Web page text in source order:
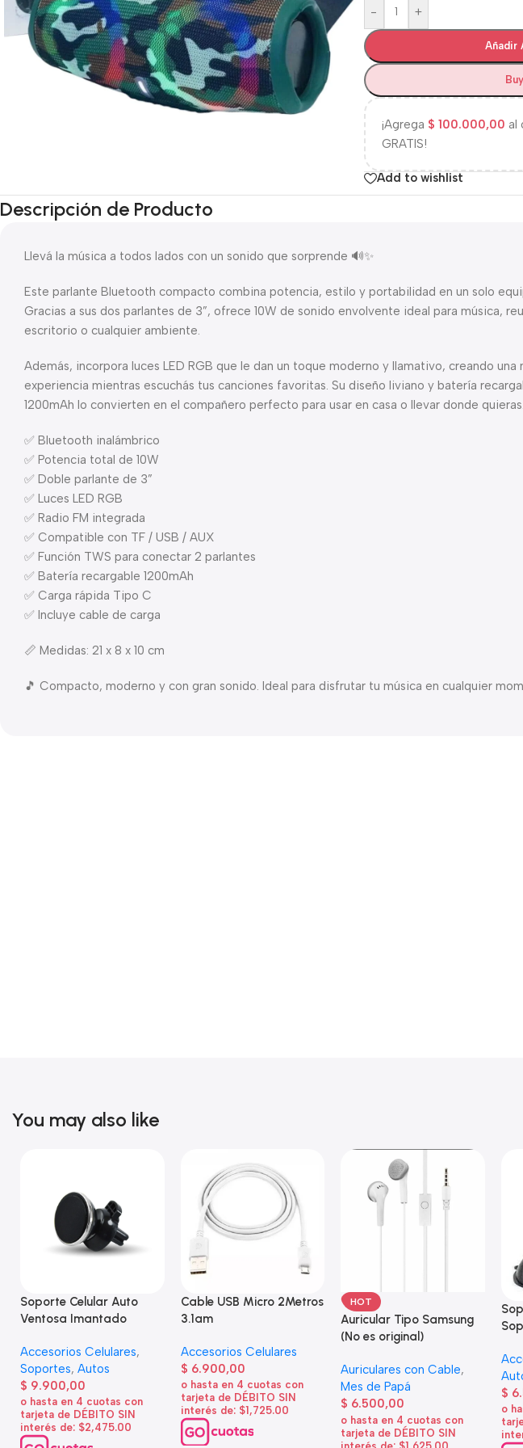
- +
Añadir
¡Agrega $ 100.000,00 al
GRATIS!
Add to wishlist
Descripción de Producto
Llevá la música a todos lados con un sonido que sorprende 🔊✨
Este parlante Bluetooth compacto combina potencia, estilo y portabilidad en un solo
Gracias a sus dos parlantes de 3”, ofrece 10W de sonido envolvente ideal para música,
escritorio o cualquier ambiente.
Además, incorpora luces LED RGB que le dan un toque moderno y llamativo, creando una
experiencia mientras escuchás tus canciones favoritas. Su diseño liviano y batería
1200mAh lo convierten en el compañero perfecto para usar en casa o llevar donde quieras.
✅ Bluetooth inalámbrico
✅ Potencia total de 10W
✅ Doble parlante de 3”
✅ Luces LED RGB
✅ Radio FM integrada
✅ Compatible con TF / USB / AUX
✅ Función TWS para conectar 2 parlantes
✅ Batería recargable 1200mAh
✅ Carga rápida Tipo C
✅ Incluye cable de carga
📏 Medidas: 21 x 8 x 10 cm
🎵 Compacto, moderno y con gran sonido. Ideal para disfrutar tu música en cualquier
You may also like
Soporte Celular Auto
Ventosa Imantado
Accesorios Celulares,
Soportes, Autos
$ 9.900,00
o hasta en 4 cuotas con
tarjeta de DÉBITO SIN
interés de: $2,475.00
Cable USB Micro 2Metros
3.1am
Accesorios Celulares
$ 6.900,00
o hasta en 4 cuotas con
tarjeta de DÉBITO SIN
interés de: $1,725.00
HOT
Auricular Tipo Samsung
(No es original)
Auriculares con Cable,
Mes de Papá
$ 6.500,00
o hasta en 4 cuotas con
tarjeta de DÉBITO SIN
$
o